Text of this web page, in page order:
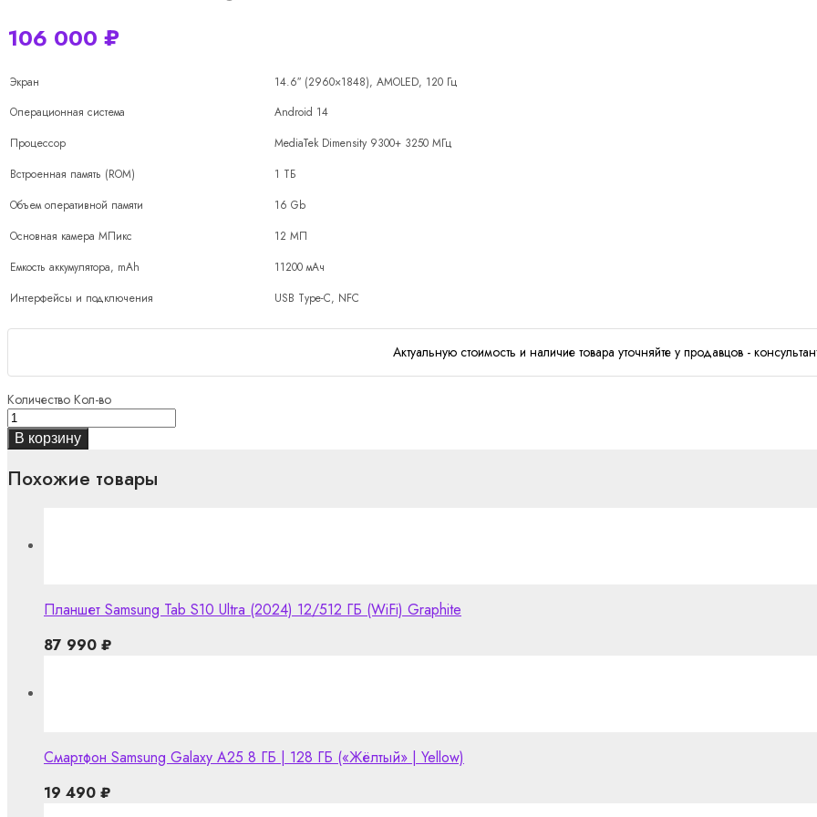
106 000 ₽
Экран
14.6″ (2960×1848), AMOLED, 120 Гц
Операционная система
Android 14
Процессор
MediaTek Dimensity 9300+ 3250 МГц
Встроенная память (ROM)
1 ТБ
Объем оперативной памяти
16 Gb
Основная камера МПикс
12 МП
Емкость аккумулятора, mAh
11200 мАч
Интерфейсы и подключения
USB Type-C, NFC
Актуальную стоимость и наличие товара уточняйте у продавцов -
Количество Кол-во
В корзину
Похожие товары
Планшет Samsung Tab S10 Ultra (2024) 12/512 ГБ (WiFi) Graphite
87 990 ₽
Смартфон Samsung Galaxy A25 8 ГБ | 128 ГБ («Жёлтый» | Yellow)
19 490 ₽